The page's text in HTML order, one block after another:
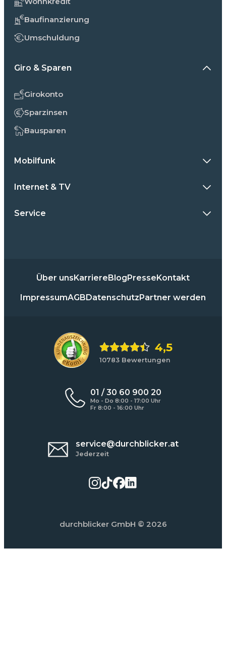
Baufinanzierung
Umschuldung
Giro & Sparen
Girokonto
Sparzinsen
Bausparen
Mobilfunk
Internet & TV
Service
Über unsKarriereBlogPresseKontakt
ImpressumAGBDatenschutzPartner werden
4,5
10783 Bewertungen
01 / 30 60 900 20
Mo - Do 8:00 - 17:00 Uhr
Fr 8:00 - 16:00 Uhr
service@durchblicker.at
Jederzeit
durchblicker GmbH © 2026